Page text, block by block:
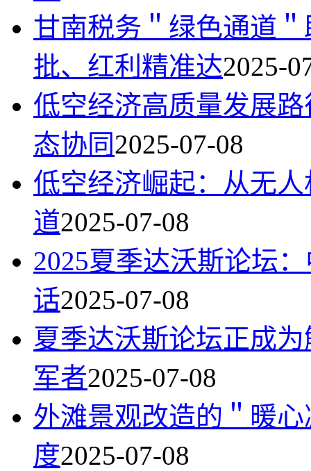
甘南税务＂绿色通道
批、红利精准达2025-
低空经济高质量发展
态协同2025-07-08
低空经济崛起：从无
道2025-07-08
2025夏季达沃斯论坛
话2025-07-08
夏季达沃斯论坛正成
军者2025-07-08
外滩景观改造的＂暖
度2025-07-08